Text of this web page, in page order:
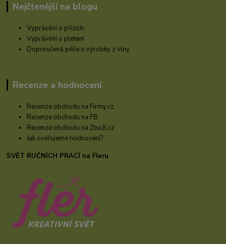
Nejčtenější na blogu
Vyprávění o přízích
Vyprávění o pletení
Doporučená péče o výrobky z vlny
Recenze a hodnocení
Recenze obchodu na Firmy.cz
Recenze obchodu na FB
Recenze obchodu na Zboží.cz
Jak ověřujeme hodnocení?
SVĚT RUČNÍCH PRACÍ na Fleru